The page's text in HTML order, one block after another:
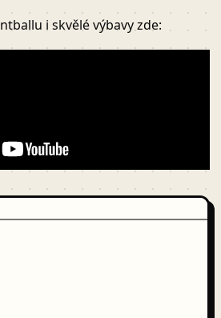
i skvělé výbavy zde: